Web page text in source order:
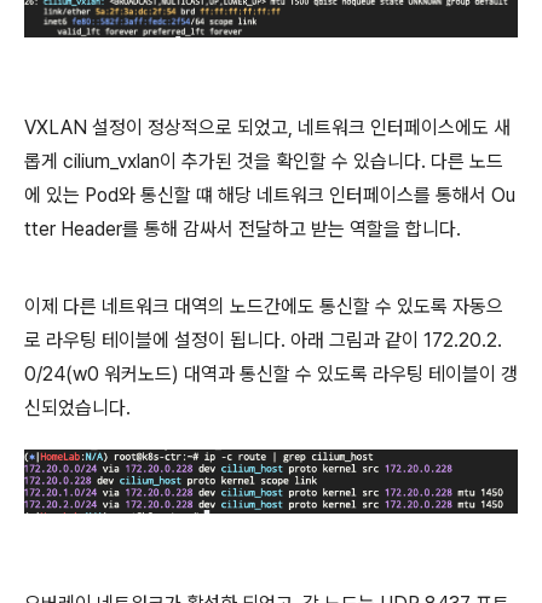
VXLAN 설정이 정상적으로 되었고, 네트워크 인터페이스에도 새
롭게 cilium_vxlan이 추가된 것을 확인할 수 있습니다. 다른 노드
에 있는 Pod와 통신할 떄 해당 네트워크 인터페이스를 통해서 Ou
tter Header를 통해 감싸서 전달하고 받는 역할을 합니다.
이제 다른 네트워크 대역의 노드간에도 통신할 수 있도록 자동으
로 라우팅 테이블에 설정이 됩니다. 아래 그림과 같이 172.20.2.
0/24(w0 워커노드) 대역과 통신할 수 있도록 라우팅 테이블이 갱
신되었습니다.